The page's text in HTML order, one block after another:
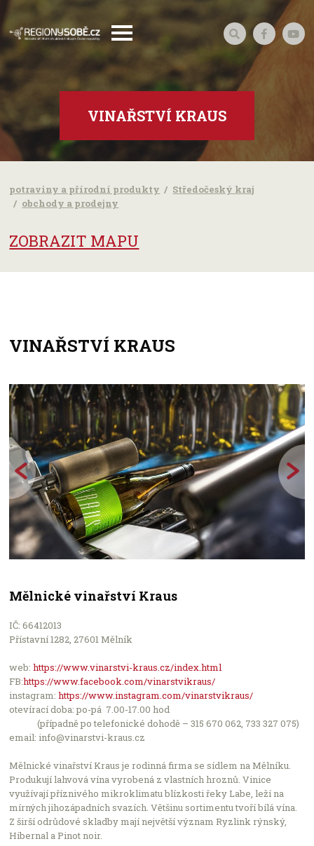
VINAŘSTVÍ KRAUS
potraviny a přírodní produkty
Středočeský kraj
obchody a prodejny
ZOBRAZIT MAPU
−
Počet podniků v nabídce: 2504
VINAŘSTVÍ KRAUS
Mělnické vinařství Kraus
IČ: 66412013
Přístavní 1282, 27601 Mělník
web:https://www.vinarstvi-kraus.cz/index.html
FB:https://www.facebook.com/vinarstvikraus/
instagram:https://www.instagram.com/vinarstvikraus/
otevírací doba: po-pá 7.00-17.00 hod
(případně po telefonické dohodě – 315 670 062, 733 327 075)
email: info@vinarstvi-kraus.cz
Mělnické vinařství Kraus je rodinná firma se sídlem na Mělníku.
Produkují lahvová vína vyrobená z vlastních hroznů. Vinice
využívají příznivého mikroklimatu blízkosti řeky Labe, leží na
mírných jihozápadních svazích. Většinu sortimentu tvoří bílá vína.
Z širší odrůdové skladby mají největší význam Ryzlink rýnský,
Hibernal a Pinot noir.